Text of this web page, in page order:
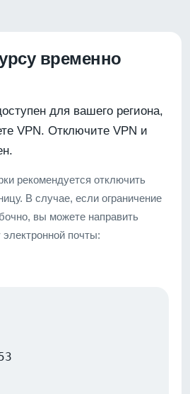
временно
для вашего региона,
VPN. Отключите VPN и
рекомендуется отключить
В случае, если ограничение
вы можете направить
почты: